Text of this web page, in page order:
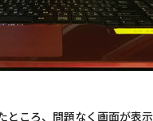
ところ、問題なく画面が表